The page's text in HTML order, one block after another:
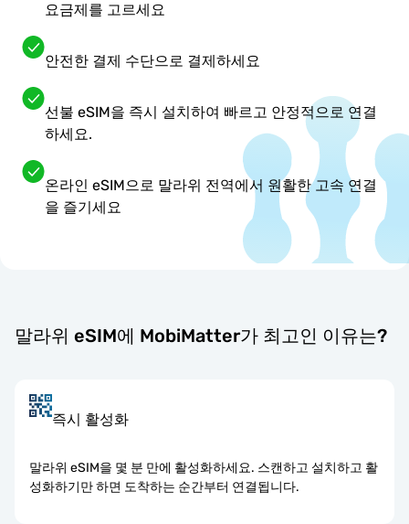
요금제를 고르세요
안전한 결제 수단으로 결제하세요
선불 eSIM을 즉시 설치하여 빠르고 안정적으로 연결
하세요.
온라인 eSIM으로 말라위 전역에서 원활한 고속 연결
을 즐기세요
말라위 eSIM에 MobiMatter가 최고인 이유는?
즉시 활성화
말라위 eSIM을 몇 분 만에 활성화하세요. 스캔하고 설치하고 활
성화하기만 하면 도착하는 순간부터 연결됩니다.